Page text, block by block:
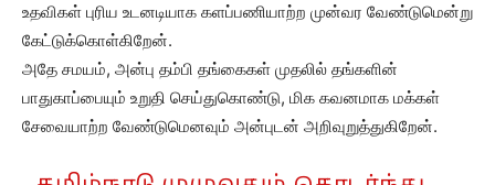
உதவிகள் புரிய உடனடியாக களப்பணியாற்ற முன்வர வேண்டுமென்று
கேட்டுக்கொள்கிறேன்.
அதே சமயம், அன்பு தம்பி தங்கைகள் முதலில் தங்களின்
பாதுகாப்பையும் உறுதி செய்துகொண்டு, மிக கவனமாக மக்கள்
சேவையாற்ற வேண்டுமெனவும் அன்புடன் அறிவுறுத்துகிறேன்.